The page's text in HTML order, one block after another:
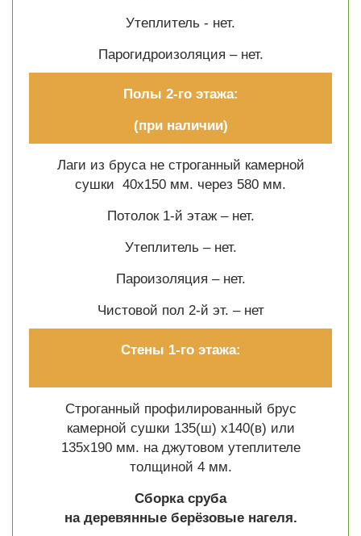
Утеплитель - нет.
Парогидроизоляция – нет.
Полы 2-го этажа:
(при наличии)
Лаги из бруса не строганный камерной
сушки 40х150 мм. через 580 мм.
Потолок 1-й этаж – нет.
Утеплитель – нет.
Пароизоляция – нет.
Чистовой пол 2-й эт. – нет
Стены 1-го этажа:
Строганный профилированный брус
камерной сушки 135(ш) х140(в) или
135х190 мм. на джутовом утеплителе
толщиной 4 мм.
Сборка сруба
на деревянные берёзовые нагеля.